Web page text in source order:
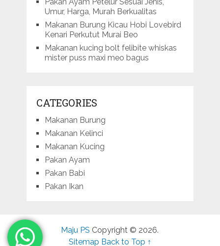
Pakan Ayam Petelur Sesuai Jenis,
Umur, Harga, Murah Berkualitas
Makanan Burung Kicau Hobi Lovebird
Kenari Perkutut Murai Beo
Makanan kucing bolt felibite whiskas
mister puss maxi meo bagus
CATEGORIES
Makanan Burung
Makanan Kelinci
Makanan Kucing
Pakan Ayam
Pakan Babi
Pakan Ikan
Maju PS Copyright © 2026.
Sitemap Back to Top ↑